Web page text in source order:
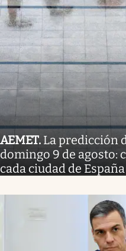
AEMET. La predicción
domingo 9 de agosto:
cada ciudad de España